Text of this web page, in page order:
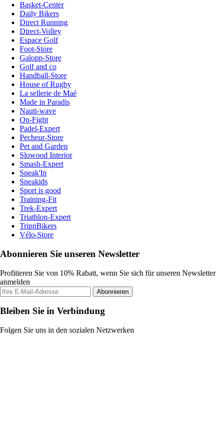
Basket-Center
Daily Bikers
Direct Running
Direct-Volley
Espace Golf
Foot-Store
Galopp-Store
Golf and co
Handball-Store
House of Rugby
La sellerie de Maé
Made in Paradis
Nauti-wave
On-Fight
Padel-Expert
Pecheur-Store
Pet and Garden
Slowood Interior
Smash-Expert
Sneak'In
Sneakids
Sport is good
Training-Fit
Trek-Expert
Triathlon-Expert
TripnBikers
Vélo-Store
Abonnieren Sie unseren Newsletter
Profitieren Sie von 10% Rabatt, wenn Sie sich für unseren Newsletter
anmelden
Abonnieren
Bleiben Sie in Verbindung
Folgen Sie uns in den sozialen Netzwerken